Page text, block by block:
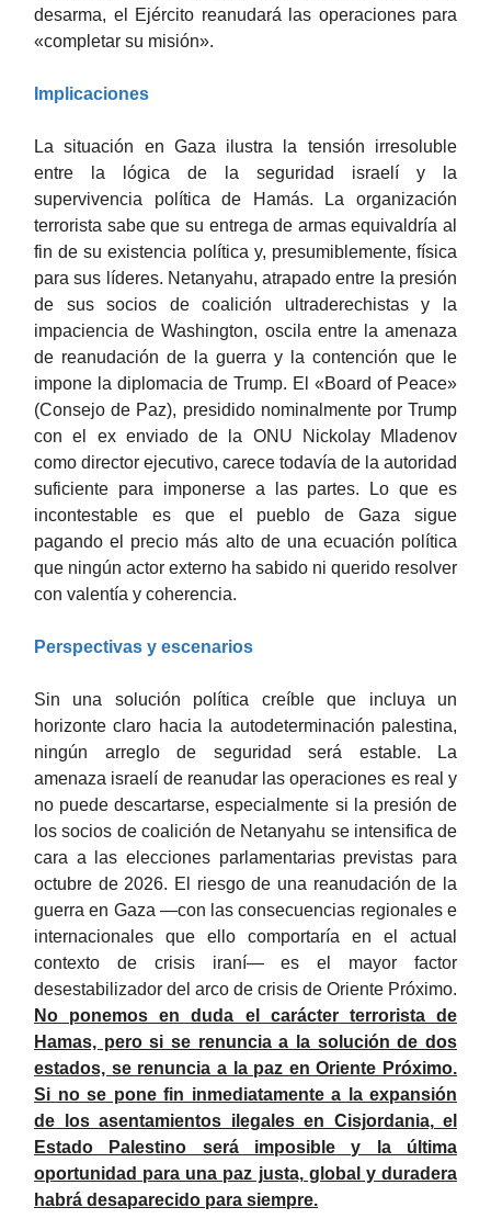
desarma, el Ejército reanudará las operaciones para
«completar su misión».
Implicaciones
La situación en Gaza ilustra la tensión irresoluble
entre la lógica de la seguridad israelí y la
supervivencia política de Hamás. La organización
terrorista sabe que su entrega de armas equivaldría al
fin de su existencia política y, presumiblemente, física
para sus líderes. Netanyahu, atrapado entre la presión
de sus socios de coalición ultraderechistas y la
impaciencia de Washington, oscila entre la amenaza
de reanudación de la guerra y la contención que le
impone la diplomacia de Trump. El «Board of Peace»
(Consejo de Paz), presidido nominalmente por Trump
con el ex enviado de la ONU Nickolay Mladenov
como director ejecutivo, carece todavía de la autoridad
suficiente para imponerse a las partes. Lo que es
incontestable es que el pueblo de Gaza sigue
pagando el precio más alto de una ecuación política
que ningún actor externo ha sabido ni querido resolver
con valentía y coherencia.
Perspectivas y escenarios
Sin una solución política creíble que incluya un
horizonte claro hacia la autodeterminación palestina,
ningún arreglo de seguridad será estable. La
amenaza israelí de reanudar las operaciones es real y
no puede descartarse, especialmente si la presión de
los socios de coalición de Netanyahu se intensifica de
cara a las elecciones parlamentarias previstas para
octubre de 2026. El riesgo de una reanudación de la
guerra en Gaza —con las consecuencias regionales e
internacionales que ello comportaría en el actual
contexto de crisis iraní— es el mayor factor
desestabilizador del arco de crisis de Oriente Próximo.
No ponemos en duda el carácter terrorista de
Hamas, pero si se renuncia a la solución de dos
estados, se renuncia a la paz en Oriente Próximo.
Si no se pone fin inmediatamente a la expansión
de los asentamientos ilegales en Cisjordania, el
Estado Palestino será imposible y la última
oportunidad para una paz justa, global y duradera
habrá desaparecido para siempre.